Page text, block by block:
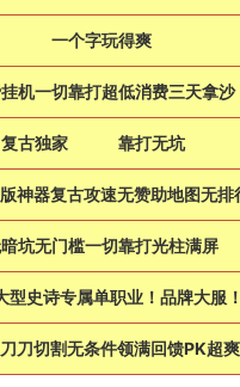
一个字玩得爽
机一切靠打超低消费三天拿沙
古独家 靠打无坑
神器复古攻速无赞助地图无排
坑无门槛一切靠打光柱满屏
型史诗专属单职业！品牌大服！
刀切割无条件领满回馈PK超爽